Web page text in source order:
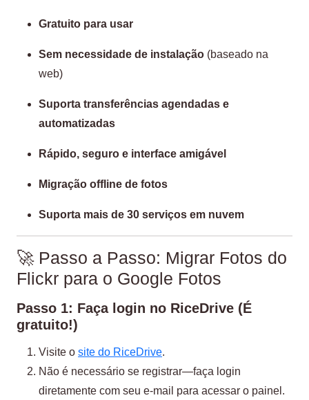
Gratuito para usar
Sem necessidade de instalação (baseado na
web)
Suporta transferências agendadas e
automatizadas
Rápido, seguro e interface amigável
Migração offline de fotos
Suporta mais de 30 serviços em nuvem
🚀 Passo a Passo: Migrar Fotos do
Flickr para o Google Fotos
Passo 1: Faça login no RiceDrive (É
gratuito!)
Visite o site do RiceDrive.
Não é necessário se registrar—faça login
diretamente com seu e-mail para acessar o painel.